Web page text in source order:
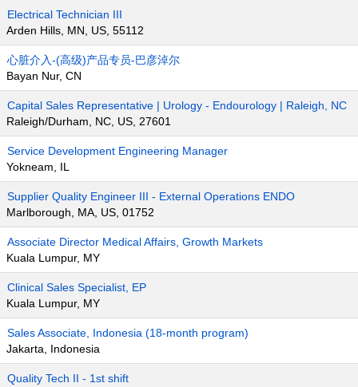
Electrical Technician III
Arden Hills, MN, US, 55112
心脏介入-(高级)产品专员-巴彦淖尔
Bayan Nur, CN
Capital Sales Representative | Urology - Endourology | Raleigh, NC
Raleigh/Durham, NC, US, 27601
Service Development Engineering Manager
Yokneam, IL
Supplier Quality Engineer III - External Operations ENDO
Marlborough, MA, US, 01752
Associate Director Medical Affairs, Growth Markets
Kuala Lumpur, MY
Clinical Sales Specialist, EP
Kuala Lumpur, MY
Sales Associate, Indonesia (18-month program)
Jakarta, Indonesia
Quality Tech II - 1st shift